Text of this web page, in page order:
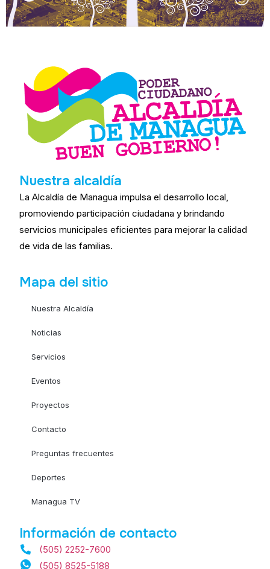
Nuestra alcaldía
La Alcaldía de Managua impulsa el desarrollo local,
promoviendo participación ciudadana y brindando
servicios municipales eficientes para mejorar la calidad
de vida de las familias.
Mapa del sitio
Nuestra Alcaldía
Noticias
Servicios
Eventos
Proyectos
Contacto
Preguntas frecuentes
Deportes
Managua TV
Información de contacto
(505) 2252-7600
(505) 8525-5188